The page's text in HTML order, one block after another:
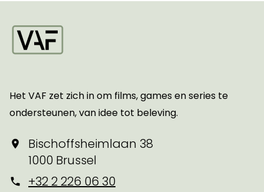
Het VAF zet zich in om films, games en series te
ondersteunen, van idee tot beleving.
Bischoffsheimlaan 38
1000 Brussel
+32 2 226 06 30